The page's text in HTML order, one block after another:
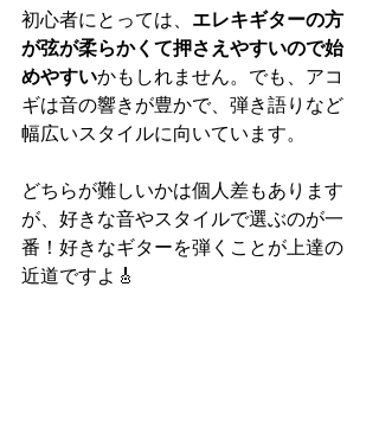
初心者にとっては、 エレキギターの方
が弦が柔らかくて押さえやすいので始
めやすいかもしれません。でも、アコ
ギは音の響きが豊かで、弾き語りなど
幅広いスタイルに向いています。
どちらが難しいかは個人差もあります
が、好きな音やスタイルで選ぶのが一
番！好きなギターを弾くことが上達の
近道ですよ🎸